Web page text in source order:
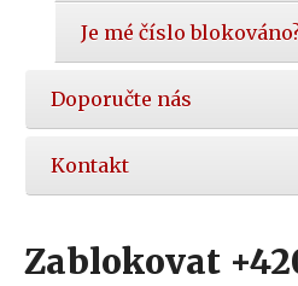
Je mé číslo
Doporučte nás
Kontakt
Zablokovat